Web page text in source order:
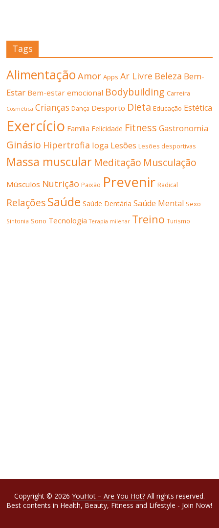
Tags
Alimentação Amor Apps Ar Livre Beleza Bem-
Estar Bem-estar emocional Bodybuilding Carreira
Cosmética Crianças Dança Desporto Dieta Educação Estética
Exercício Família Felicidade Fitness Gastronomia
Ginásio Hipertrofia Ioga Lesões Lesões desportivas
Massa muscular Meditação Musculação
Músculos Nutrição Paixão Prevenir Radical
RelaçõesSaúde Saúde Dentária Saúde Mental Sexo
Sintonia Sono Tecnologia Terapia milenar Treino Turismo
Copyright © 2026 YouHot – Are You Hot?All rights reserved.
Best contents in Health, Beauty, Fitness and Lifestyle - Join Now!